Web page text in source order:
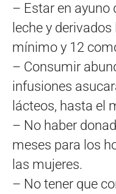
– Estar en ayuno
leche y
mínimo y 12
– Consumir
infusiones
lácteos, hasta el
– No haber
meses para los
las mujeres.
– No tener que